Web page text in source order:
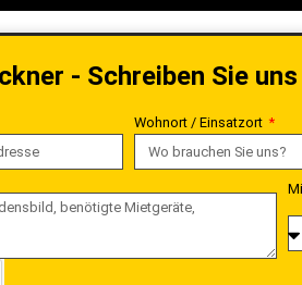
- Schreiben Sie
Wohnort / Einsatzort